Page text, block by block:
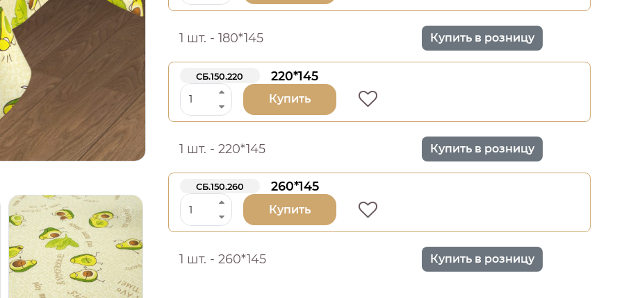
1 шт. - 180*145 Купить в розницу
СБ.150.220 220*145
Купить
1 шт. - 220*145 Купить в розницу
СБ.150.260 260*145
Купить
1 шт. - 260*145 Купить в розницу